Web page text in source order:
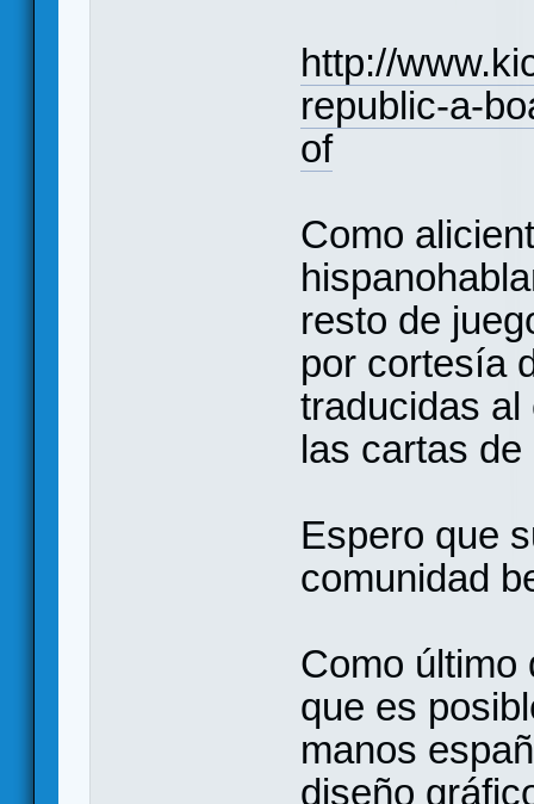
http://
republic-a-
of
Como
resto de
por cortesía
traducidas
las cartas
Espero que
comunidad
Como último
que es
manos
diseño